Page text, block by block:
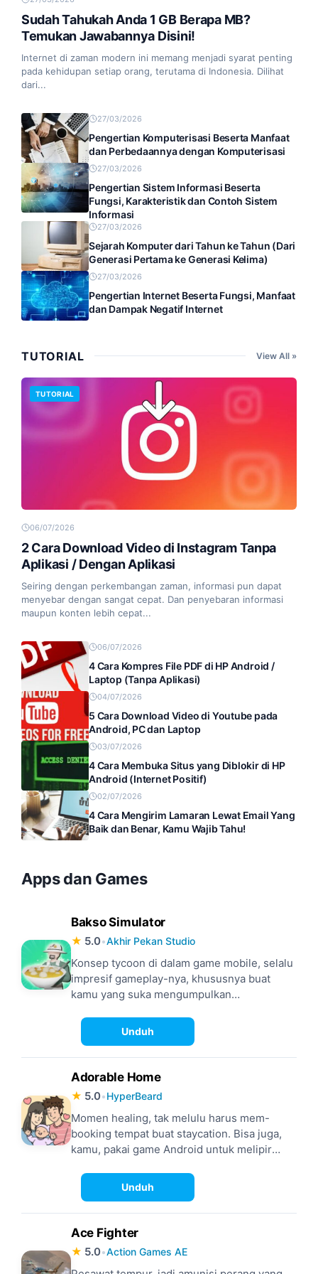
Sudah Tahukah Anda 1 GB Berapa MB?
Temukan Jawabannya Disini!
Internet di zaman modern ini memang menjadi syarat penting
pada kehidupan setiap orang, terutama di Indonesia. Dilihat
dari...
27/03/2026
Pengertian Komputerisasi Beserta Manfaat
dan Perbedaannya dengan Komputerisasi
27/03/2026
Pengertian Sistem Informasi Beserta
Fungsi, Karakteristik dan Contoh Sistem
Informasi
27/03/2026
Sejarah Komputer dari Tahun ke Tahun (Dari
Generasi Pertama ke Generasi Kelima)
27/03/2026
Pengertian Internet Beserta Fungsi, Manfaat
dan Dampak Negatif Internet
TUTORIAL View All »
TUTORIAL
06/07/2026
2 Cara Download Video di Instagram Tanpa
Aplikasi / Dengan Aplikasi
Seiring dengan perkembangan zaman, informasi pun dapat
menyebar dengan sangat cepat. Dan penyebaran informasi
maupun konten lebih cepat...
06/07/2026
4 Cara Kompres File PDF di HP Android /
Laptop (Tanpa Aplikasi)
04/07/2026
5 Cara Download Video di Youtube pada
Android, PC dan Laptop
03/07/2026
4 Cara Membuka Situs yang Diblokir di HP
Android (Internet Positif)
02/07/2026
4 Cara Mengirim Lamaran Lewat Email Yang
Baik dan Benar, Kamu Wajib Tahu!
Apps dan Games
Bakso Simulator
★ 5.0•Akhir Pekan Studio
Konsep tycoon di dalam game mobile, selalu
impresif gameplay-nya, khususnya buat
kamu yang suka mengumpulkan
luas, didominasi tema simulasi menjalankan
bisnis seperti Bakso Simulator, contohnya.
Unduh
Adorable Home
★ 5.0•HyperBeard
Momen healing, tak melulu harus mem-
booking tempat buat staycation. Bisa juga,
kamu, pakai game Android untuk melipir
Unduh
Ace Fighter
★ 5.0•Action Games AE